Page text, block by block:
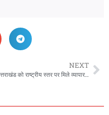
NEXT
उत्तराखंड को राष्ट्रीय स्तर पर मिले व्यापार सुधार कार्ययोजना के तहत पांच प्रमुख सुधार श्रेणियों में टॉप अचीवर्स पुरस्कार